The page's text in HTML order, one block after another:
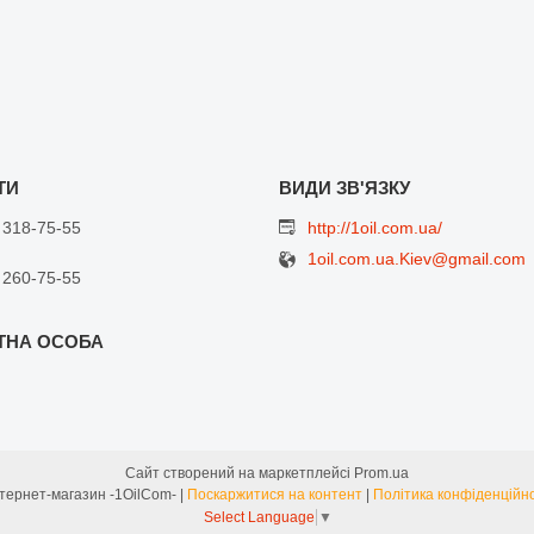
75-55
75-55
http://1oil.com.ua/
1oil.com.ua.Kiev@gmail.com
Сайт створений на маркетплейсі Prom.ua
Поскаржитися на контент
Політика
Select Language ▼